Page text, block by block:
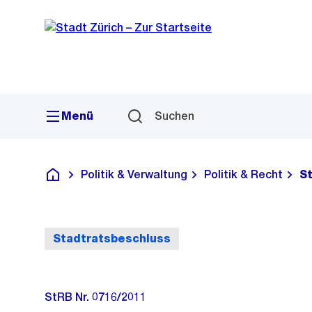
Navigation
Sprunglink
Menü Suchen
Deutsch
Politik & Verwaltung Politik & Recht
Stadtratsbeschluss
StRB Nr. 0716/2011